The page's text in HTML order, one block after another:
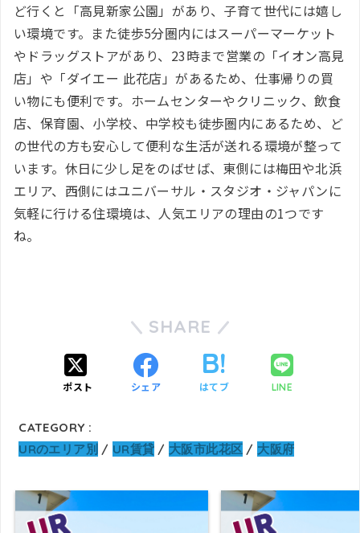
ど行くと「高見新家公園」があり、子育て世代には嬉し
い環境です。また徒歩5分圏内にはスーパーマーケット
やドラッグストアがあり、23時まで営業の「イオン高見
店」や「ダイエー 此花店」があるため、仕事帰りの買
い物にも便利です。ホームセンターやクリニック、飲食
店、保育園、小学校、中学校も徒歩圏内にあるため、ど
の世代の方も安心して便利な生活が送れる環境が整って
います。休日に少し足をのばせば、東側には梅田や北浜
エリア、西側にはユニバーサル・スタジオ・ジャパンに
気軽に行ける住環境は、人気エリアの理由の1つです
ね。
SHARE
ポスト シェア はてブ LINE
CATEGORY :
URのエリア別
UR賃貸 大阪市此花区 大阪府